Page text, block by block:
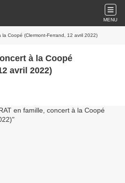
MENU
la Coopé (Clermont-Ferrand, 12 avril 2022)
à la Coopé
avril 2022)